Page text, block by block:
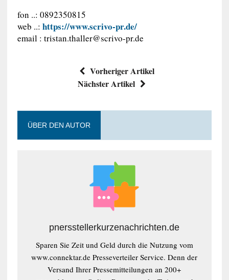
fon ..: 0892350815
web ..: https://www.scrivo-pr.de/
email : tristan.thaller@scrivo-pr.de
Vorheriger Artikel
Nächster Artikel
ÜBER DEN AUTOR
pnersstellerkurzenachrichten.de
Sparen Sie Zeit und Geld durch die Nutzung vom
www.connektar.de Presseverteiler Service. Denn der
Versand Ihrer Pressemitteilungen an 200+